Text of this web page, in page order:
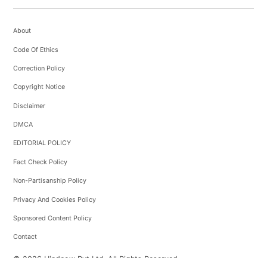
About
Code Of Ethics
Correction Policy
Copyright Notice
Disclaimer
DMCA
EDITORIAL POLICY
Fact Check Policy
Non-Partisanship Policy
Privacy And Cookies Policy
Sponsored Content Policy
Contact